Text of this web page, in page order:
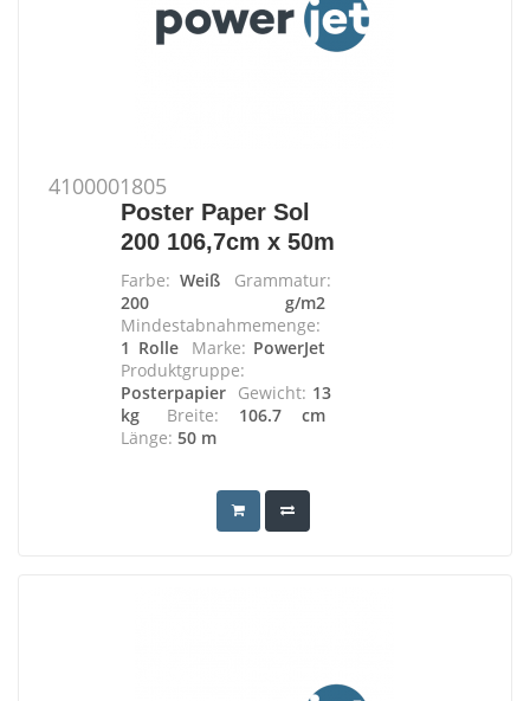
4100001805
Poster Paper Sol
200 106,7cm x 50m
Farbe: Weiß
Grammatur:
200 g/m2
Mindestabnahmemenge:
1 Rolle
Marke: PowerJet
Produktgruppe:
Posterpapier Gewicht: 13
kg
Breite: 106.7 cm
Länge:50 m